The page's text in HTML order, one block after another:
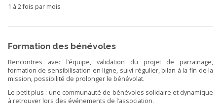
1 à 2 fois par mois
Formation des bénévoles
Rencontres avec l’équipe, validation du projet de parrainage,
formation de sensibilisation en ligne, suivi régulier, bilan à la fin de la
mission, possibilité de prolonger le bénévolat.
Le petit plus : une communauté de bénévoles solidaire et dynamique
à retrouver lors des événements de l’association.